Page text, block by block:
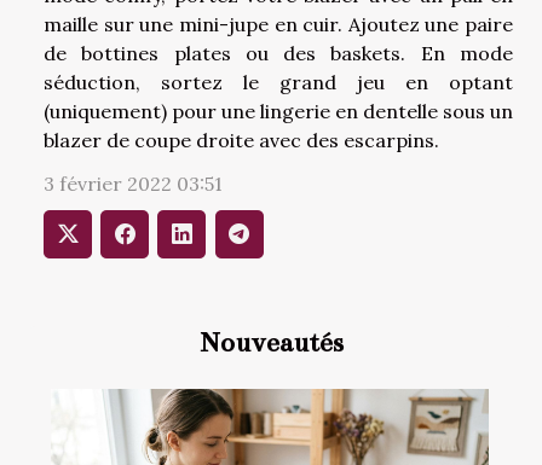
Nouveautés
maille sur une mini-jupe en cuir. Ajoutez une paire
de bottines plates ou des baskets. En mode
séduction, sortez le grand jeu en optant
(uniquement) pour une lingerie en dentelle sous un
blazer de coupe droite avec des escarpins.
3 février 2022 03:51